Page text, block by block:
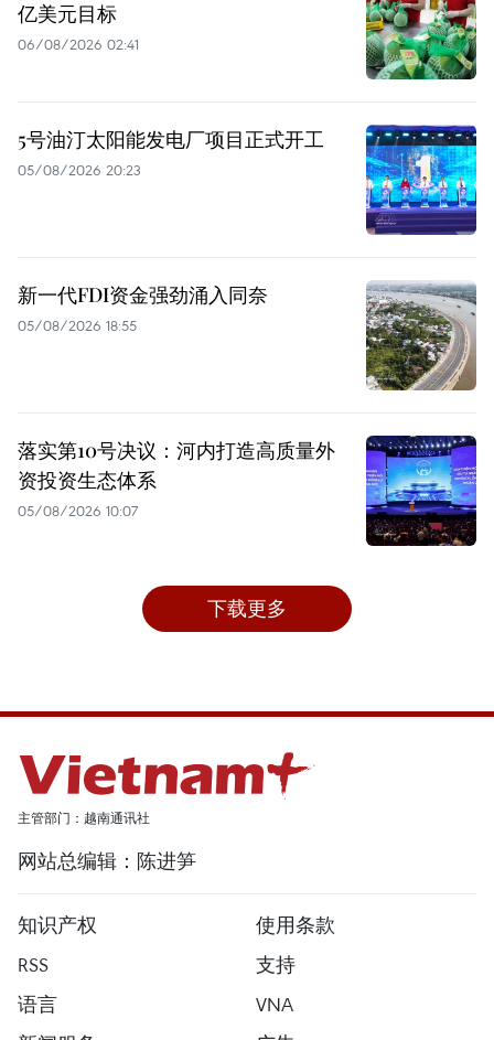
亿美元目标
06/08/2026 02:41
5号油汀太阳能发电厂项目正式开工
05/08/2026 20:23
新一代FDI资金强劲涌入同奈
05/08/2026 18:55
落实第10号决议：河内打造高质量外
资投资生态体系
05/08/2026 10:07
下载更多
主管部门：越南通讯社
网站总编辑：陈进笋
知识产权
使用条款
RSS
支持
语言
VNA